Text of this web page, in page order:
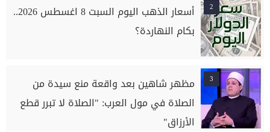
2
أسعار الذهب اليوم السبت 8 اغسطس 2026..
بكام النهاردة؟
3
مظهر شاهين بعد واقعة منع سيدة من
الصلاة في مول العرب: "الصلاة لا تبرر قطع
الأرزاق"